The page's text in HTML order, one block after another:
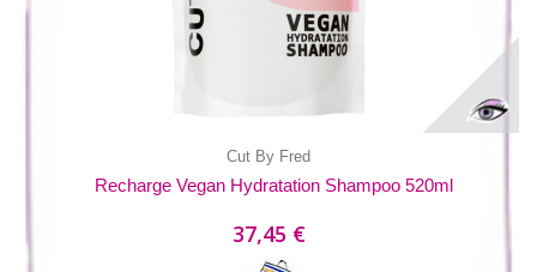
Cut By Fred
Recharge Vegan Hydratation Shampoo 520ml
37,45 €